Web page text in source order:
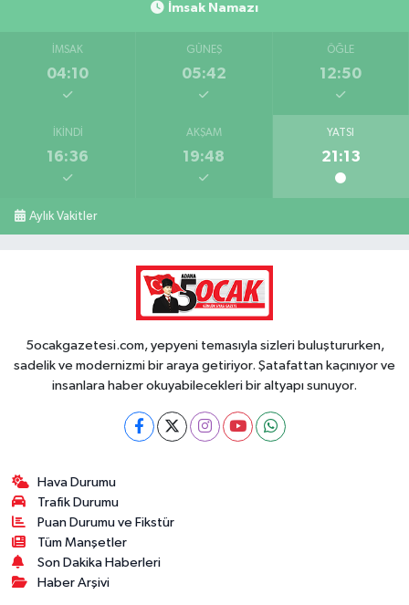
İmsak Namazı
İMSAK
04:10
GÜNEŞ
05:42
ÖĞLE
12:50
İKINDI
16:36
AKŞAM
19:48
YATSI
21:13
Aylık Vakitler
5ocakgazetesi.com, yepyeni temasıyla sizleri buluştururken,
sadelik ve modernizmi bir araya getiriyor. Şatafattan kaçınıyor ve
insanlara haber okuyabilecekleri bir altyapı sunuyor.
Hava Durumu
Trafik Durumu
Puan Durumu ve Fikstür
Tüm Manşetler
Son Dakika Haberleri
Haber Arşivi